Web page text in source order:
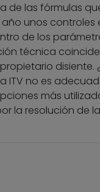
de las fórmulas
unos controles
de los
técnica
disiente.
ITV no es
más
la resolución de